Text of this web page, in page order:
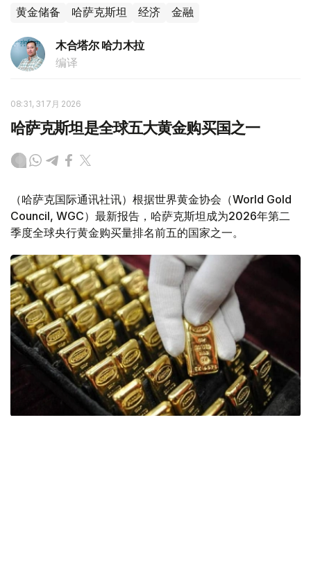
黄金储备 哈萨克斯坦 经济 金融
木合塔尔 哈力木拉
编译
08:31, 31 7月 2026
哈萨克斯坦是全球五大黄金购买国之一
（哈萨克国际通讯社讯）根据世界黄金协会（World Gold
Council, WGC）最新报告，哈萨克斯坦成为2026年第二
季度全球央行黄金购买量排名前五的国家之一。